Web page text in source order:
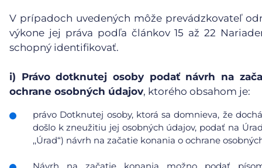
V prípadoch uvedených môže prevádzkovateľ
výkone jej práva podľa článkov 15 až 22
schopný identifikovať.
i) Právo dotknutej osoby podať návrh na
ochrane osobných údajov, ktorého obsahom je:
právo Dotknutej osoby, ktorá sa domnieva, že
došlo k zneužitiu jej osobných údajov, podať na
,,Úrad“) návrh na začatie konania o ochrane